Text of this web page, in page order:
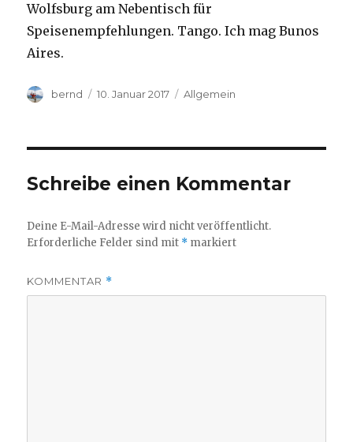
Wolfsburg am Nebentisch für
Speisenempfehlungen. Tango. Ich mag Bunos
Aires.
Autor
bernd
Veröffentlicht
10. Januar 2017 Kategorien
Allgemein
Schreibe einen Kommentar
Deine E-Mail-Adresse wird nicht veröffentlicht.
Erforderliche Felder sind mit * markiert
KOMMENTAR *